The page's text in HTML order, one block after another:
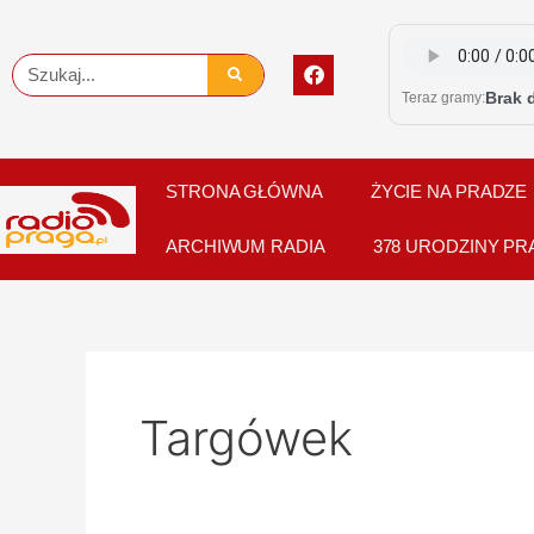
content
Szukaj
F
a
c
o
o
k
Teraz gramy:Brak
STRONA GŁÓWNA ŻYCIE NA PRADZE
ARCHIWUM RADIA 378 URODZINY
Targówek